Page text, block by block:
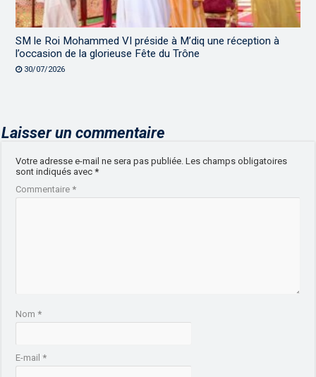
SM le Roi Mohammed VI préside à M’diq une réception à
l’occasion de la glorieuse Fête du Trône
30/07/2026
Laisser un commentaire
Votre adresse e-mail ne sera pas publiée. Les champs obligatoires
sont indiqués avec*
Commentaire*
Nom*
E-mail*